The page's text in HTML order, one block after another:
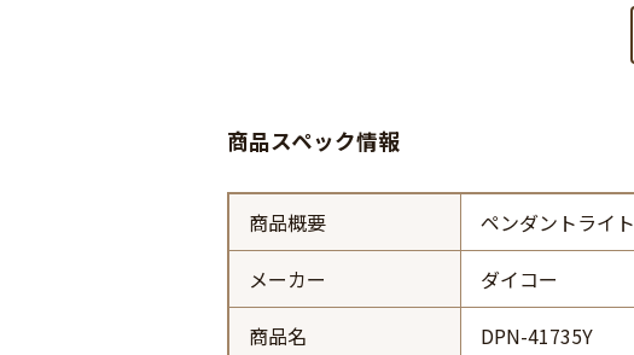
商品スペック情報
商品概要
ペンダントライト
メーカー
ダイコー
商品名
DPN-41735Y